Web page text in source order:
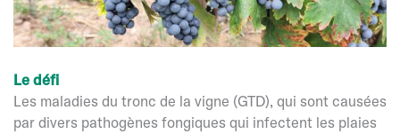
Le défi
Les maladies du tronc de la vigne (GTD), qui sont causées
par divers pathogènes fongiques qui infectent les plaies